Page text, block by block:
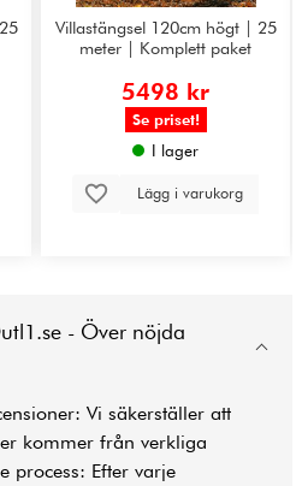
Villastängsel 120cm högt | 25
meter | Komplett paket
5498 kr
Se priset!
I lager
Lägg i varukorg
- Över nöjda
Vi säkerställer att
kommer från verkliga
process: Efter varje